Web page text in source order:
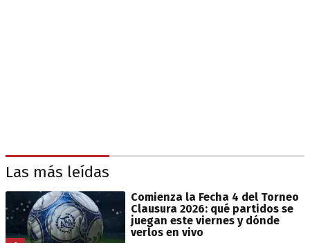
Las más leídas
Comienza la Fecha 4 del Torneo
Clausura 2026: qué partidos se
juegan este viernes y dónde
verlos en vivo